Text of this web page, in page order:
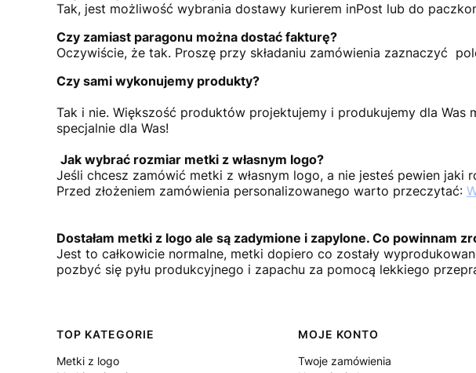
Tak, jest możliwość wybrania dostawy kurierem inPost lub do
Czy zamiast paragonu można dostać fakturę?
Oczywiście, że tak. Proszę przy składaniu zamówienia zaznaczyć
Czy sami wykonujemy produkty?
Tak i nie. Większość produktów projektujemy i produkujemy dla
specjalnie dla Was!
Jak wybrać rozmiar metki z własnym logo?
Jeśli chcesz zamówić metki z własnym logo, a nie jesteś pewien
Przed złożeniem zamówienia personalizowanego warto przeczytać:
Dostałam metki z logo ale są zadymione i zapylone. Co powinnam
Jest to całkowicie normalne, metki dopiero co zostały
pozbyć się pyłu produkcyjnego i zapachu za pomocą lekkiego
Linki w stopce
TOP KATEGORIE
Metki z logo
MOJE KONTO
Twoje zamówienia